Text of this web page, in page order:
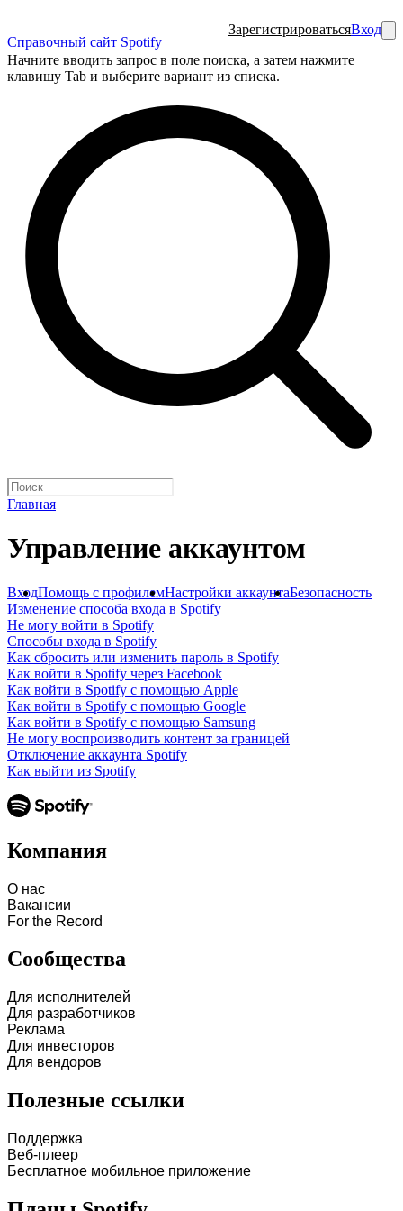
Справочный сайт Spotify
ЗарегистрироватьсяВход
Начните вводить запрос в поле поиска, а затем нажмите
клавишу Tab и выберите вариант из списка.
Главная
Управление аккаунтом
ВходПомощь с профилемНастройки аккаунтаБезопасность
Изменение способа входа в Spotify
Не могу войти в Spotify
Способы входа в Spotify
Как сбросить или изменить пароль в Spotify
Как войти в Spotify через Facebook
Как войти в Spotify с помощью Apple
Как войти в Spotify с помощью Google
Как войти в Spotify с помощью Samsung
Не могу воспроизводить контент за границей
Отключение аккаунта Spotify
Как выйти из Spotify
Компания
О нас
Вакансии
For the Record
Сообщества
Для исполнителей
Для разработчиков
Реклама
Для инвесторов
Для вендоров
Полезные ссылки
Поддержка
Веб-плеер
Бесплатное мобильное приложение